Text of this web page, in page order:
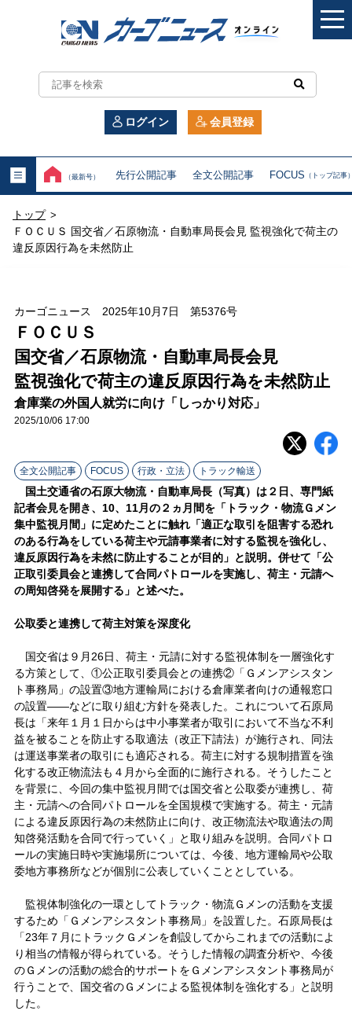
カ
ー
ニ
ュ
ー
ン
ラ
イ
ン
ログイン 会員登録
（最新号） 先行公開記事 全文公開記事 FOCUS （トップ記事
トップ >
ＦＯＣＵＳ 国交省／石原物流・自動車局長会見 監視強化で荷主の
違反原因行為を未然防止
カーゴニュース 2025年10月7日 第5376号
ＦＯＣＵＳ
国交省／石原物流・自動車局長会見
監視強化で荷主の違反原因行為を未然防止
倉庫業の外国人就労に向け「しっかり対応」
2025/10/06 17:00
全文公開記事 FOCUS 行政・立法 トラック輸送
国土交通省の石原大物流・自動車局長（写真） は２日、専門紙
記者会見を開き、10、11月の２ヵ月間を「トラック・物流Ｇメン
集中監視月間」に定めたことに触れ「適正な取引を阻害する恐れ
のある行為をしている荷主や元請事業者に対する監視を強化し、
違反原因行為を未然に防止することが目的」と説明。併せて「公
正取引委員会と連携して合同パトロールを実施し、荷主・元請へ
の周知啓発を展開する」と述べた。
公取委と連携して荷主対策を深度化
国交省は９月26日、荷主・元請に対する監視体制を一層強化す
る方策として、①公正取引委員会との連携②「Ｇメンアシスタン
ト事務局」の設置③地方運輸局における倉庫業者向けの通報窓口
の設置――などに取り組む方針を発表した。これについて石原局
長は「来年１月１日からは中小事業者が取引において不当な不利
益を被ることを防止する取適法（改正下請法）が施行され、同法
は運送事業者の取引にも適応される。荷主に対する規制措置を強
化する改正物流法も４月から全面的に施行される。そうしたこと
を背景に、今回の集中監視月間では国交省と公取委が連携し、荷
主・元請への合同パトロールを全国規模で実施する。荷主・元請
による違反原因行為の未然防止に向け、改正物流法や取適法の周
知啓発活動を合同で行っていく」と取り組みを説明。合同パトロ
ールの実施日時や実施場所については、今後、地方運輸局や公取
委地方事務所などが個別に公表していくこととしている。
監視体制強化の一環としてトラック・物流Ｇメンの活動を支援
するため「Ｇメンアシスタント事務局」を設置した。石原局長は
「23年７月にトラックＧメンを創設してからこれまでの活動によ
り相当の情報が得られている。そうした情報の調査分析や、今後
のＧメンの活動の総合的サポートをＧメンアシスタント事務局が
行うことで、国交省のＧメンによる監視体制を強化する」と説明
した。